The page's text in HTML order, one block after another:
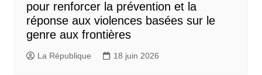
pour renforcer la prévention et la
réponse aux violences basées sur le
genre aux frontières
La République 18 juin 2026